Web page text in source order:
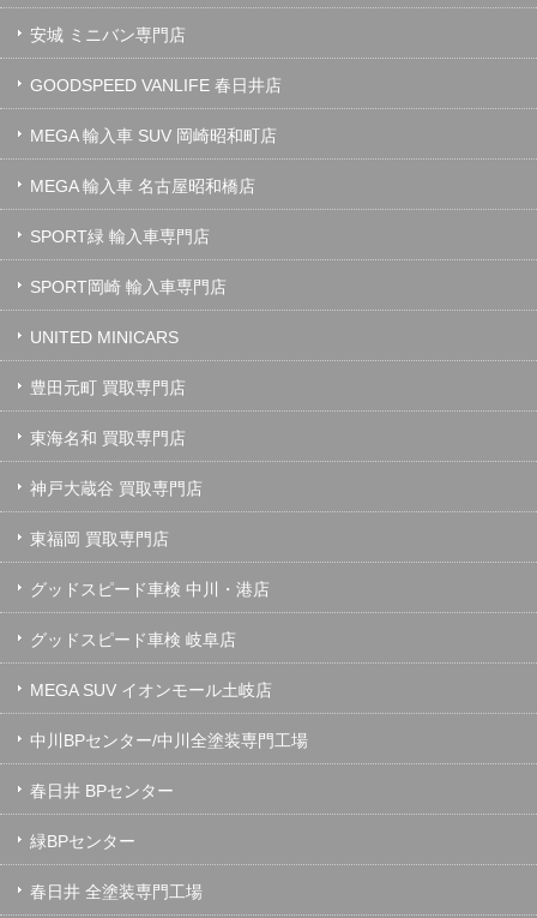
安城 ミニバン専門店
GOODSPEED VANLIFE 春日井店
MEGA 輸入車 SUV 岡崎昭和町店
MEGA 輸入車 名古屋昭和橋店
SPORT緑 輸入車専門店
SPORT岡崎 輸入車専門店
UNITED MINICARS
豊田元町 買取専門店
東海名和 買取専門店
神戸大蔵谷 買取専門店
東福岡 買取専門店
グッドスピード車検 中川・港店
グッドスピード車検 岐阜店
MEGA SUV イオンモール土岐店
中川BPセンター/中川全塗装専門工場
春日井 BPセンター
緑BPセンター
春日井 全塗装専門工場